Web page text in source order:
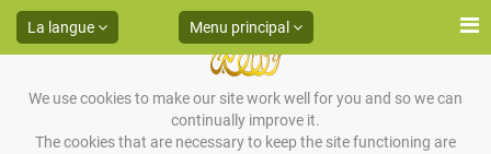
We use cookies to make our site work well for you and so we can
continually improve it.
The cookies that are necessary to keep the site functioning are
La langue Menu principal